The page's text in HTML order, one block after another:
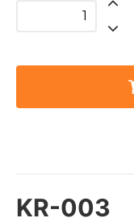
KR-003